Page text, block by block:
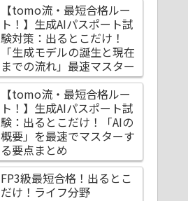
【tomo流・最短合格ルー
ト！】生成AIパスポート試
験対策：出るとこだけ！
「生成モデルの誕生と現在
までの流れ」最速マスター
【tomo流・最短合格ルー
ト！】生成AIパスポート試
験：出るとこだけ！「AIの
概要」を最速でマスターす
る要点まとめ
FP3級最短合格！出るとこ
だけ！ライフ分野